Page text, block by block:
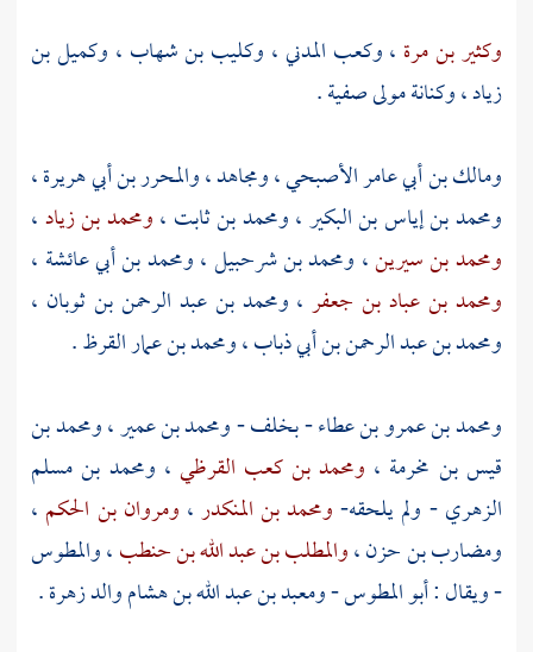
وكثير بن مرة ،وكعب المدني، وكليب بن شهاب ، وكميل بن
زياد،وكنانة مولى صفية.
ومالك بن أبي عامر الأصبحي،ومجاهد،والمحرر بن أبي هريرة،
ومحمد بن إياس بن البكير،ومحمد بن ثابت ،ومحمد بن زياد،
ومحمد بن سيرين، ومحمد بن شرحبيل،ومحمد بن أبي عائشة ،
ومحمد بن عباد بن جعفر ، ومحمد بن عبد الرحمن بن ثوبان ،
ومحمد بن عبد الرحمن بن أبي ذباب،ومحمد بن عمار القرظ.
ومحمد بن عمرو بن عطاء- بخلف -ومحمد بن عمير،ومحمد بن
قيس بن مخرمة ، ومحمد بن كعب القرظي ، ومحمد بن مسلم
الزهري- ولم يلحقه-ومحمد بن المنكدر، ومروان بن الحكم ،
ومضارب بن حزن،والمطلب بن عبد الله بن حنطب،والمطوس
- ويقال :أبو المطوس-ومعبد بن عبد الله بن هشاموالدزهرة.